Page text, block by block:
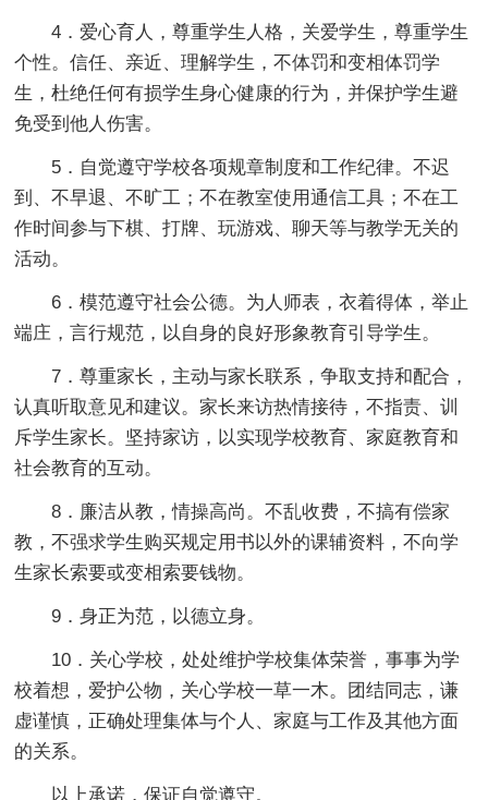
4．爱心育人，尊重学生人格，关爱学生，尊重学生
个性。信任、亲近、理解学生，不体罚和变相体罚学
生，杜绝任何有损学生身心健康的行为，并保护学生避
免受到他人伤害。
5．自觉遵守学校各项规章制度和工作纪律。不迟
到、不早退、不旷工；不在教室使用通信工具；不在工
作时间参与下棋、打牌、玩游戏、聊天等与教学无关的
活动。
6．模范遵守社会公德。为人师表，衣着得体，举止
端庄，言行规范，以自身的良好形象教育引导学生。
7．尊重家长，主动与家长联系，争取支持和配合，
认真听取意见和建议。家长来访热情接待，不指责、训
斥学生家长。坚持家访，以实现学校教育、家庭教育和
社会教育的互动。
8．廉洁从教，情操高尚。不乱收费，不搞有偿家
教，不强求学生购买规定用书以外的课辅资料，不向学
生家长索要或变相索要钱物。
9．身正为范，以德立身。
10．关心学校，处处维护学校集体荣誉，事事为学
校着想，爱护公物，关心学校一草一木。团结同志，谦
虚谨慎，正确处理集体与个人、家庭与工作及其他方面
的关系。
以上承诺，保证自觉遵守。